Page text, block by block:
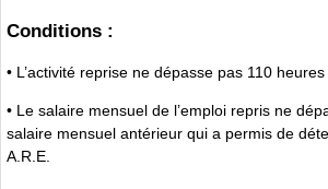
Conditions :
• L’activité reprise ne dépasse pas 110
• Le salaire mensuel de l’emploi repris ne
salaire mensuel antérieur qui a permis de
A.R.E.